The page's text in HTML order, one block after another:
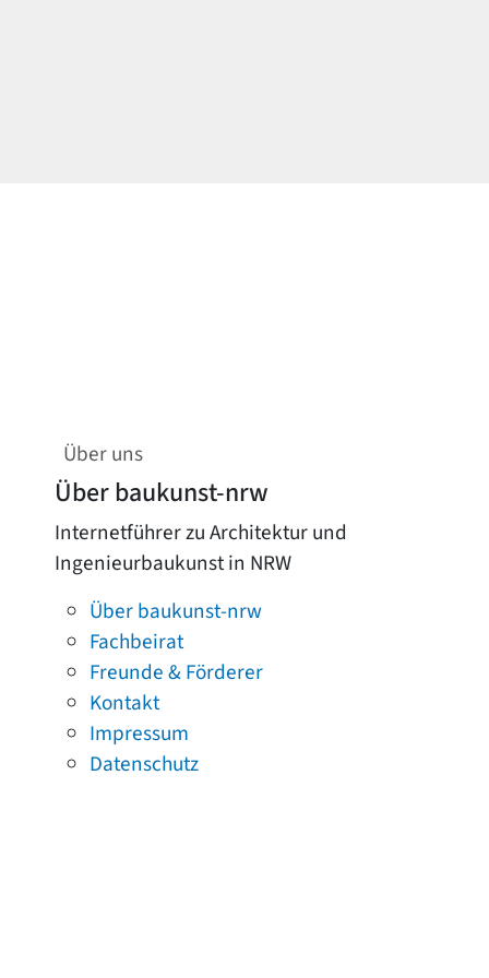
Über uns
Über baukunst-nrw
Internetführer zu Architektur und
Ingenieurbaukunst in NRW
Über baukunst-nrw
Fachbeirat
Freunde & Förderer
Kontakt
Impressum
Datenschutz